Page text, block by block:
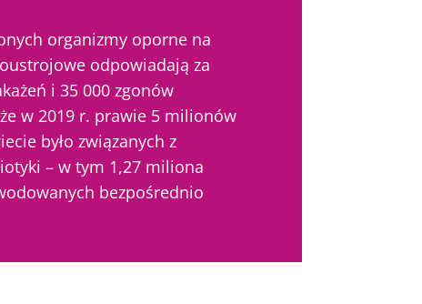
organizmy oporne na
odpowiadają za
i 35 000 zgonów
w 2019 r. prawie 5 milionów
było związanych z
– w tym 1,27 miliona
bezpośrednio